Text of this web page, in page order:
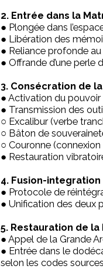
2. Entrée dans la
● Plongée dans
● Libération des
● Reliance profonde
● Offrande d’une perle
3. Consécration de
● Activation du pouvoir
● Transmission des
○ Excalibur (verbe
○ Bâton de
○ Couronne
● Restauration
4. Fusion-
● Protocole de
● Unification des deux
5. Restauration de
● Appel de la Grande
● Entrée dans le
selon les codes